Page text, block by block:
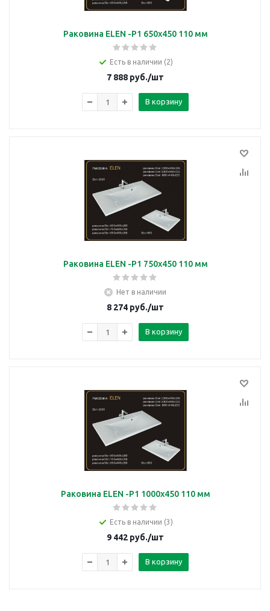
Раковина ELEN -P1 650х450 110 мм
Есть в наличии (2)
7 888 руб./шт
В корзину
Раковина ELEN -P1 750х450 110 мм
Нет в наличии
8 274 руб./шт
В корзину
Раковина ELEN -P1 1000х450 110 мм
Есть в наличии (3)
9 442 руб./шт
В корзину